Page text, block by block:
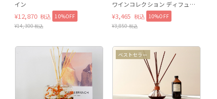
イン
¥12,870 税込 10%OFF
¥14,300税込
ワインコレクション ディフュー
ザー レギュラー MIMOSA（ミモ
ザ）
¥3,465 税込
10%OFF
¥3,850税込
パロサント
ベストセラー